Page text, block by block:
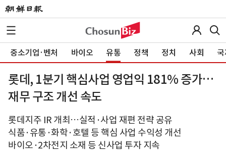
중소기업·벤처 바이오 유통 정책 정치 사회
롯데, 1분기 핵심사업 영업익 181% 증가…
재무 구조 개선 속도
롯데지주 IR 개최…실적·사업 재편 전략 공유
식품·유통·화학·호텔 등 핵심 사업 수익성 개선
바이오·2차전지 소재 등 신사업 투자 지속